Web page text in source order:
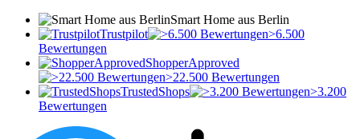
Smart Home aus Berlin
Trustpilot
>6.500
Bewertungen
ShopperApproved
>22.500 Bewertungen
TrustedShops
>3.200
Bewertungen